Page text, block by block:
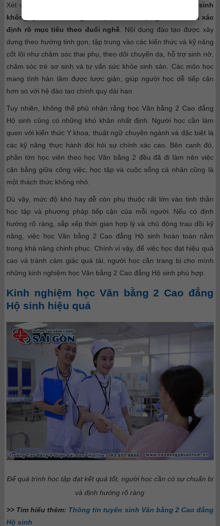
Xét về bản chất,
chương trình Văn bằng 2 Cao đẳng Hộ sinh
không quá khó nếu người học có thái độ nghiêm túc và xác
định rõ mục tiêu theo đuổi nghề . Nội dung đào tạo được xây
dựng theo hướng tinh gọn, tập trung vào các kiến thức và kỹ năng
cốt lõi như chăm sóc thai phụ, theo dõi chuyển dạ, hỗ trợ sinh nở,
chăm sóc trẻ sơ sinh và tư vấn sức khỏe sinh sản. Các môn học
mang tính hàn lâm được lược giản, giúp người học dễ tiếp cận
hơn so với hệ đào tạo chính quy dài hạn.
Tuy nhiên, không thể phủ nhận rằng học Văn bằng 2 Cao đẳng
Hộ sinh cũng có những khó khăn nhất định. Người học cần làm
quen với kiến thức Y khoa, thuật ngữ chuyên ngành và đặc biệt là
các kỹ năng thực hành đòi hỏi sự chính xác cao. Bên cạnh đó,
phần lớn học viên theo học Văn bằng 2 đều đã đi làm nên việc
cân bằng giữa công việc, học tập và cuộc sống cá nhân cũng là
một thách thức không nhỏ.
Dù vậy, mức độ khó hay dễ còn phụ thuộc rất lớn vào tinh thần
học tập và phương pháp tiếp cận của mỗi người. Nếu có định
hướng rõ ràng, sắp xếp thời gian hợp lý và chủ động trau dồi kỹ
năng, việc học Văn bằng 2 Cao đẳng Hộ sinh hoàn toàn nằm
trong khả năng chinh phục. Chính vì vậy, để việc học đạt hiệu quả
cao và tránh cảm giác quá tải, người học cần trang bị cho mình
những kinh nghiệm học Văn bằng 2 Cao đẳng Hộ sinh phù hợp.
Kinh nghiệm học Văn bằng 2 Cao đẳng
Hộ sinh hiệu quả
Để quá trình học tập đạt kết quả tốt, người học cần có sự chuẩn bị
và định hướng rõ ràng
>> Tìm hiểu thêm: Thông tin tuyển sinh Văn bằng 2 Cao đẳng
Hộ sinh